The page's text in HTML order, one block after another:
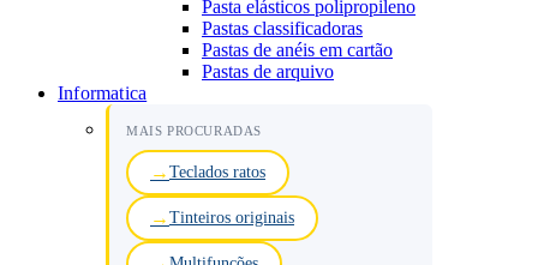
Pasta elásticos polipropileno
Pastas classificadoras
Pastas de anéis em cartão
Pastas de arquivo
Informatica
MAIS PROCURADAS
Teclados ratos
Tinteiros originais